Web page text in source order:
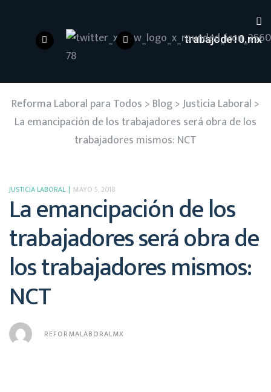
trabajode10.mx
Reforma Laboral para Todos > Blog>Justicia Laboral >
La emancipación de los trabajadores será obra de los
trabajadores mismos: NCT
JUSTICIA LABORAL MAYO 5, 2018
La emancipación de los
trabajadores será obra de
los trabajadores mismos:
NCT
REFORMALABORALMX